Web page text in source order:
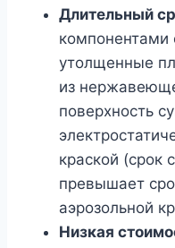
Длительный
компонентами
утолщенные
из
поверхность
краской (срок
превышает
аэрозольной
Низкая